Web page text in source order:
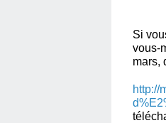
Si
vous-
mars,
http://